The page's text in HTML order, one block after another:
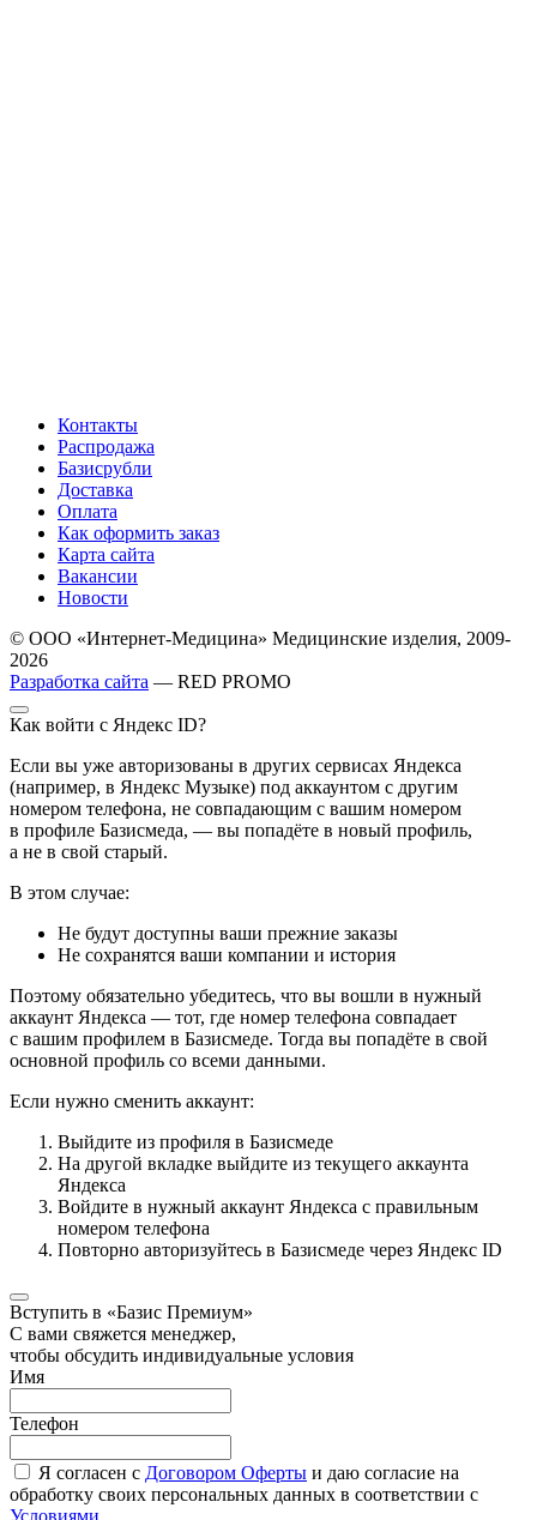
Контакты
Распродажа
Базисрубли
Доставка
Оплата
Как оформить заказ
Карта сайта
Вакансии
Новости
© ООО «Интернет-Медицина» Медицинские изделия, 2009-
2026
Разработка сайта — RED PROMO
Как войти с Яндекс ID?
Если вы уже авторизованы в других сервисах Яндекса
(например, в Яндекс Музыке) под аккаунтом с другим
номером телефона, не совпадающим с вашим номером
в профиле Базисмеда, — вы попадёте в новый профиль,
а не в свой старый.
В этом случае:
Не будут доступны ваши прежние заказы
Не сохранятся ваши компании и история
Поэтому обязательно убедитесь, что вы вошли в нужный
аккаунт Яндекса — тот, где номер телефона совпадает
с вашим профилем в Базисмеде. Тогда вы попадёте в свой
основной профиль со всеми данными.
Если нужно сменить аккаунт:
Выйдите из профиля в Базисмеде
На другой вкладке выйдите из текущего аккаунта
Яндекса
Войдите в нужный аккаунт Яндекса с правильным
номером телефона
Повторно авторизуйтесь в Базисмеде через Яндекс ID
Вступить в «Базис Премиум»
С вами свяжется менеджер,
чтобы обсудить индивидуальные условия
Имя
Телефон
Я согласен с Договором Оферты и даю согласие на
обработку своих персональных данных в соответствии с
Условиями